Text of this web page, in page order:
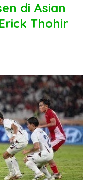
di Asian
Thohir